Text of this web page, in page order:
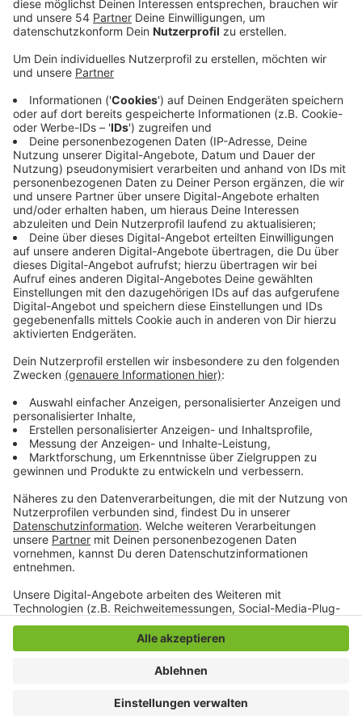
Veröffentlicht:Dienstag, 17.01.2023 11:28
Anzeige
Im Vergleich zum Vorjahr sank die Arbeitslosigkeit in
unserer Region um fast 8 Prozent, verglichen mit ganz
NRW war der Rückgang sogar überdurchschnittlich. Bei
der Jugendarbeitslosigkeit liegen die Zahlen
mittlerweile auf Vor-Corona-Niveau. Sie sind also
gesunken. Man müsse aber weiter um jeden
Jugendlichen kämpfen, so Imkamp. Denn durch den
demografischen Wandel sei das heute wichtiger denn
je. In unserer Stadt gibt es darum auch eine
Jugendberufsagentur, die die Beratung und
Vermittlung noch verbessern soll. Außerdem sollen in
diesem Jahr die Beratung an Berufskollegs
werden. Wer sich über die aktuellen Chancen auf dem
der0800 4555500bei der Hotline der Arbeitsagentur
Mönchengladbach melden.
Anzeige